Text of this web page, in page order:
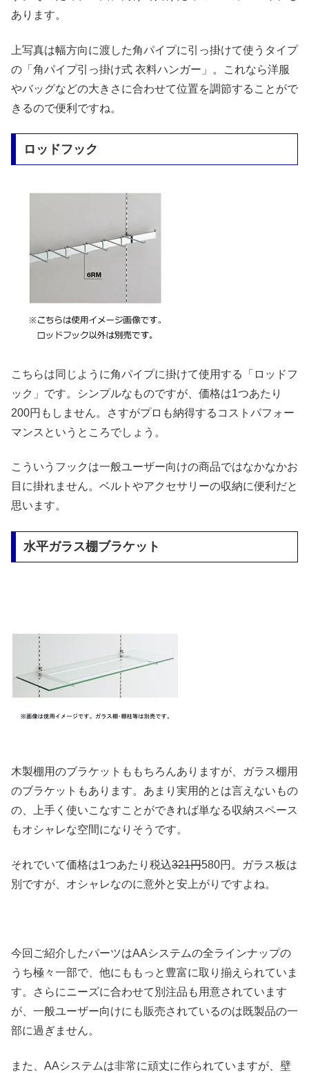
あります。
上写真は幅方向に渡した角パイプに引っ掛けて使うタイプ
の「角パイプ引っ掛け式 衣料ハンガー」。これなら洋服
やバッグなどの大きさに合わせて位置を調節することがで
きるので便利ですね。
ロッドフック
こちらは同じように角パイプに掛けて使用する「ロッドフ
ック」です。シンプルなものですが、価格は1つあたり
200円もしません。さすがプロも納得するコストパフォー
マンスというところでしょう。
こういうフックは一般ユーザー向けの商品ではなかなかお
目に掛れません。ベルトやアクセサリーの収納に便利だと
思います。
水平ガラス棚ブラケット
木製棚用のブラケットももちろんありますが、ガラス棚用
のブラケットもあります。あまり実用的とは言えないもの
の、上手く使いこなすことができれば単なる収納スペース
もオシャレな空間になりそうです。
それでいて価格は1つあたり税込321円580円。ガラス板は
別ですが、オシャレなのに意外と安上がりですよね。
今回ご紹介したパーツはAAシステムの全ラインナップの
うち極々一部で、他にももっと豊富に取り揃えられていま
す。さらにニーズに合わせて別注品も用意されています
が、一般ユーザー向けにも販売されているのは既製品の一
部に過ぎません。
また、AAシステムは非常に頑丈に作られていますが、壁